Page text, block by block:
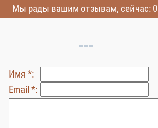
Мы рады вашим отзывам, сейчас: 0
Имя *:
Email *: